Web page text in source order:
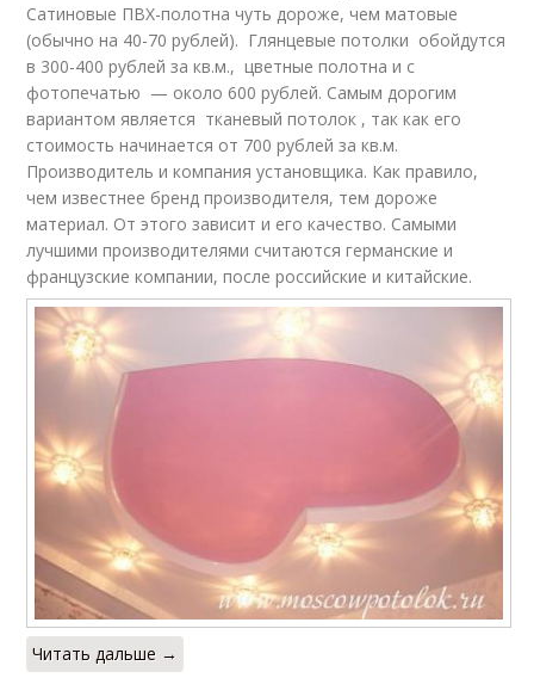
Сатиновые ПВХ-полотна чуть дороже, чем матовые
(обычно на 40-70 рублей). Глянцевые потолки обойдутся
в 300-400 рублей за кв.м., цветные полотна и с
фотопечатью — около 600 рублей. Самым дорогим
вариантом является тканевый потолок , так как его
стоимость начинается от 700 рублей за кв.м.
Производитель и компания установщика. Как правило,
чем известнее бренд производителя, тем дороже
материал. От этого зависит и его качество. Самыми
лучшими производителями считаются германские и
французские компании, после российские и китайские.
Читать дальше →